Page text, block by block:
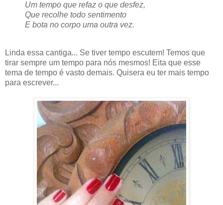
Um tempo que refaz o que desfez,
Que recolhe todo sentimento
E bota no corpo uma outra vez.
Linda essa cantiga... Se tiver tempo escutem! Temos que
tirar sempre um tempo para nós mesmos! Eita que esse
tema de tempo é vasto demais. Quisera eu ter mais tempo
para escrever...